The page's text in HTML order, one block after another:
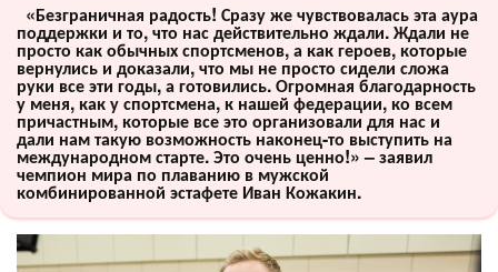
«Безграничная радость! Сразу же чувствовалась эта аура
поддержки и то, что нас действительно ждали. Ждали не
просто как обычных спортсменов, а как героев, которые
вернулись и доказали, что мы не просто сидели сложа
руки все эти годы, а готовились. Огромная благодарность
у меня, как у спортсмена, к нашей федерации, ко всем
причастным, которые все это организовали для нас и
дали нам такую возможность наконец-то выступить на
международном старте. Это очень ценно!» – заявил
чемпион мира по плаванию в мужской
комбинированной эстафете Иван Кожакин.